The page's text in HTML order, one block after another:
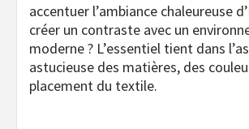
accentuer l’ambiance chaleureuse
créer un contraste avec un
moderne ? L’essentiel tient dans
astucieuse des matières, des
placement du textile.